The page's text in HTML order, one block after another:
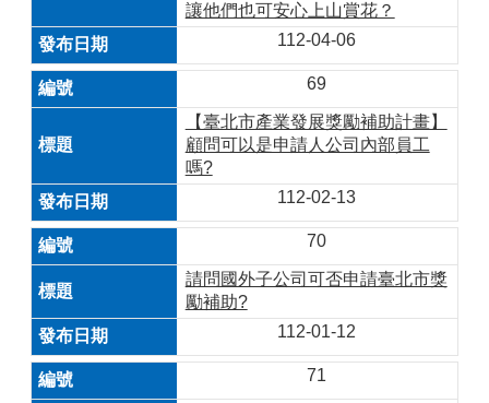
讓他們也可安心上山賞花？
112-04-06
69
【臺北市產業發展獎勵補助計畫】
顧問可以是申請人公司內部員工
嗎?
112-02-13
70
請問國外子公司可否申請臺北市獎
勵補助?
112-01-12
71